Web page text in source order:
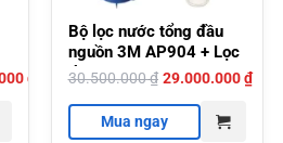
₫
Bộ lọc nước tổng đầu
nguồn 3M AP904 + Lọc
thô 3M AP102T
30.500.000₫
Giá
là:
30.500.000 ₫.
29.000.000₫
Giá
tại
29.000.000 ₫.
Mua ngay